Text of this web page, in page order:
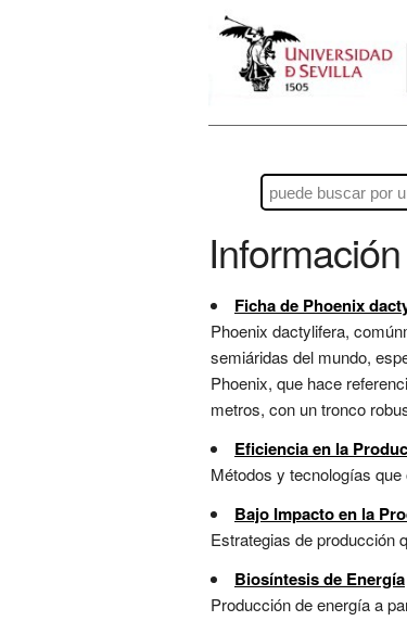
Ficha de Phoenix
Phoenix dactylifera,
semiáridas del mundo,
Phoenix, que hace
metros, con un tronco
Eficiencia en la
Métodos y tecnologías
Bajo Impacto en la
Estrategias de producción
Biosíntesis de Energía
Producción de energía a